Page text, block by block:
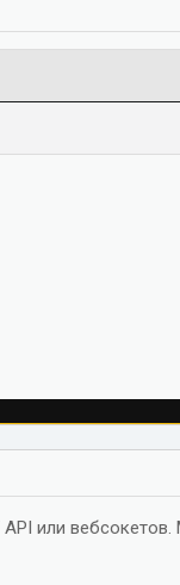
API или